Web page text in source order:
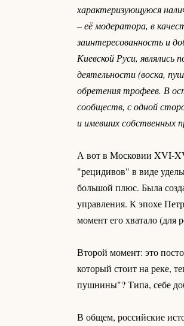
характеризующуюся
– её модератора, в
заинтересованность и
Киевской Руси,
деятельности (воска,
обретения трофеев. В
сообществ, с одной
и имевших собственных
А вот в Московии XVI-
"рецидивов" в виде
большой плюс. Была
управления. К эпохе
момент его хватало (для
Второй момент: это
который стоит на реке,
пушнины"? Типа, себе
В общем, российские